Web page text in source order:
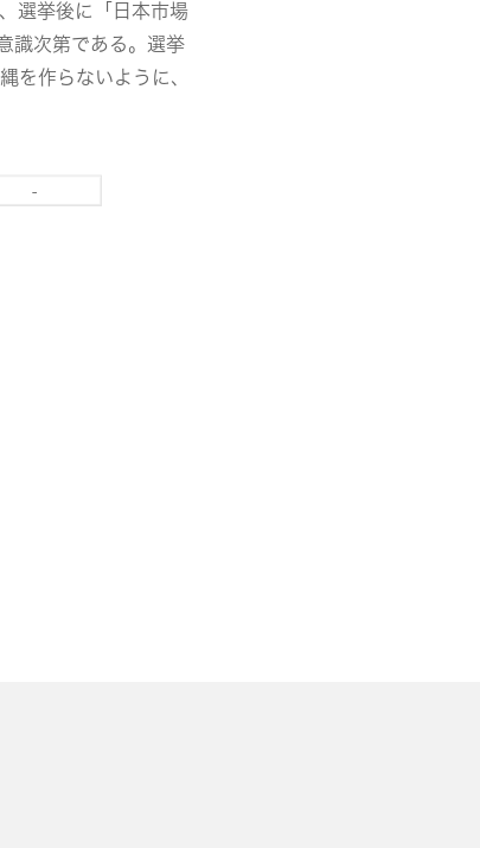
選挙後に「日本市場
識次第である。選挙
を作らないように、
-